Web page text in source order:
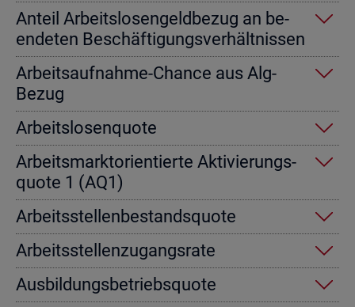
An­teil Ar­beits­lo­sen­geld­be­zug an be­
en­de­ten Be­schäf­ti­gungs­ver­hält­nis­sen
Ar­beits­auf­nah­me-Chan­ce aus Alg-
Bezug
Ar­beits­lo­sen­quo­te
Ar­beits­markt­ori­en­tier­te Ak­ti­vie­rungs­
quo­te 1 (AQ1)
Ar­beits­stel­len­be­stands­quo­te
Ar­beits­stel­len­zu­gangs­ra­te
Aus­bil­dungs­be­triebs­quo­te